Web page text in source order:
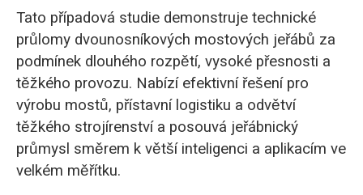
Tato případová studie demonstruje technické
průlomy dvounosníkových mostových jeřábů za
podmínek dlouhého rozpětí, vysoké přesnosti a
těžkého provozu. Nabízí efektivní řešení pro
výrobu mostů, přístavní logistiku a odvětví
těžkého strojírenství a posouvá jeřábnický
průmysl směrem k větší inteligenci a aplikacím ve
velkém měřítku.